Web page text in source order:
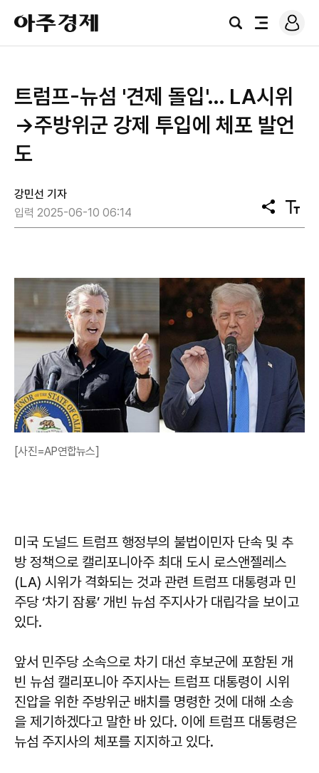
아
주
경
검
전
로
그
트럼프-뉴섬 '견제 돌입'… LA시위
→주방위군 강제 투입에 체포 발언
도
강민선 기자
입력 2025-06-10 06:14
공
유
텍
스
[사진=AP연합뉴스]
미국 도널드 트럼프 행정부의 불법이민자 단속 및 추
방 정책으로 캘리포니아주 최대 도시 로스앤젤레스
(LA) 시위가 격화되는 것과 관련 트럼프 대통령과 민
주당 ‘차기 잠룡’ 개빈 뉴섬 주지사가 대립각을 보이고
있다.
앞서 민주당 소속으로 차기 대선 후보군에 포함된 개
빈 뉴섬 캘리포니아 주지사는 트럼프 대통령이 시위
진압을 위한 주방위군 배치를 명령한 것에 대해 소송
을 제기하겠다고 말한 바 있다. 이에 트럼프 대통령은
뉴섬 주지사의 체포를 지지하고 있다.